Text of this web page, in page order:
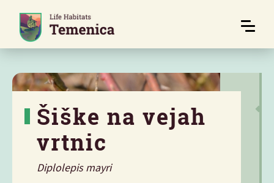
Šiške na vejah
vrtnic
Diplolepis mayri